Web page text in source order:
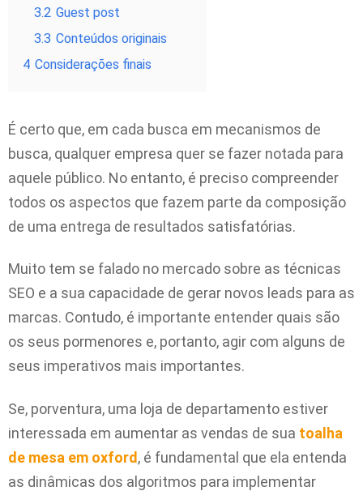
3.2 Guest post
3.3 Conteúdos originais
4 Considerações finais
É certo que, em cada busca em mecanismos de
busca, qualquer empresa quer se fazer notada para
aquele público. No entanto, é preciso compreender
todos os aspectos que fazem parte da composição
de uma entrega de resultados satisfatórias.
Muito tem se falado no mercado sobre as técnicas
SEO e a sua capacidade de gerar novos leads para as
marcas. Contudo, é importante entender quais são
os seus pormenores e, portanto, agir com alguns de
seus imperativos mais importantes.
Se, porventura, uma loja de departamento estiver
interessada em aumentar as vendas de sua toalha
de mesa em oxford, é fundamental que ela entenda
as dinâmicas dos algoritmos para implementar